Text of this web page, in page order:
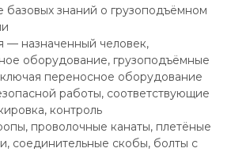
знаний о грузоподъёмном
— назначенный человек,
оборудование, грузоподъёмные
переносное оборудование
работы, соответствующие
контроль
проволочные канаты, плетёные
соединительные скобы, болты с